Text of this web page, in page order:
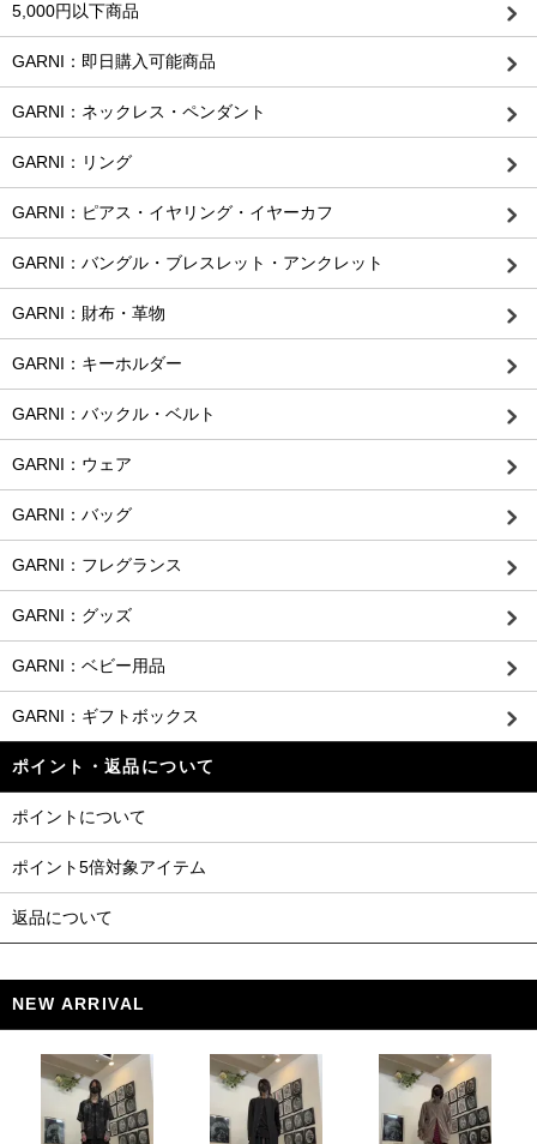
5,000円以下商品
GARNI：即日購入可能商品
GARNI：ネックレス・ペンダント
GARNI：リング
GARNI：ピアス・イヤリング・イヤーカフ
GARNI：バングル・ブレスレット・アンクレット
GARNI：財布・革物
GARNI：キーホルダー
GARNI：バックル・ベルト
GARNI：ウェア
GARNI：バッグ
GARNI：フレグランス
GARNI：グッズ
GARNI：ベビー用品
GARNI：ギフトボックス
ポイント・返品について
ポイントについて
ポイント5倍対象アイテム
返品について
NEW ARRIVAL